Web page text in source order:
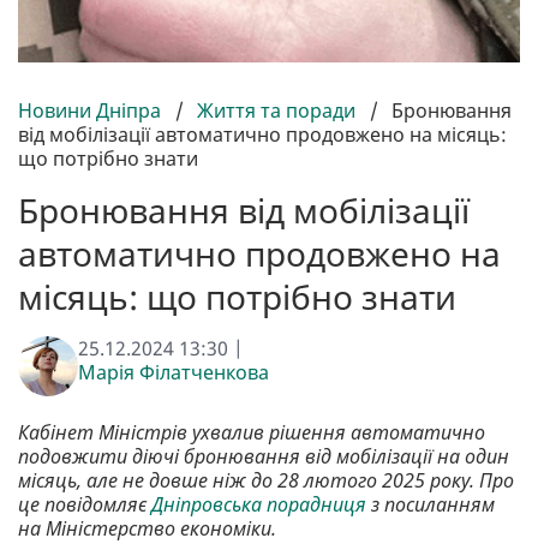
Новини Дніпра / Життя та поради / Бронювання
від мобілізації автоматично продовжено на місяць:
що потрібно знати
Бронювання від мобілізації
автоматично продовжено на
місяць: що потрібно знати
25.12.2024 13:30 |
Марія Філатченкова
Кабінет Міністрів ухвалив рішення автоматично
подовжити діючі бронювання від мобілізації на один
місяць, але не довше ніж до 28 лютого 2025 року. Про
це повідомляєДніпровська порадниця з посиланням
на Міністерство економіки.